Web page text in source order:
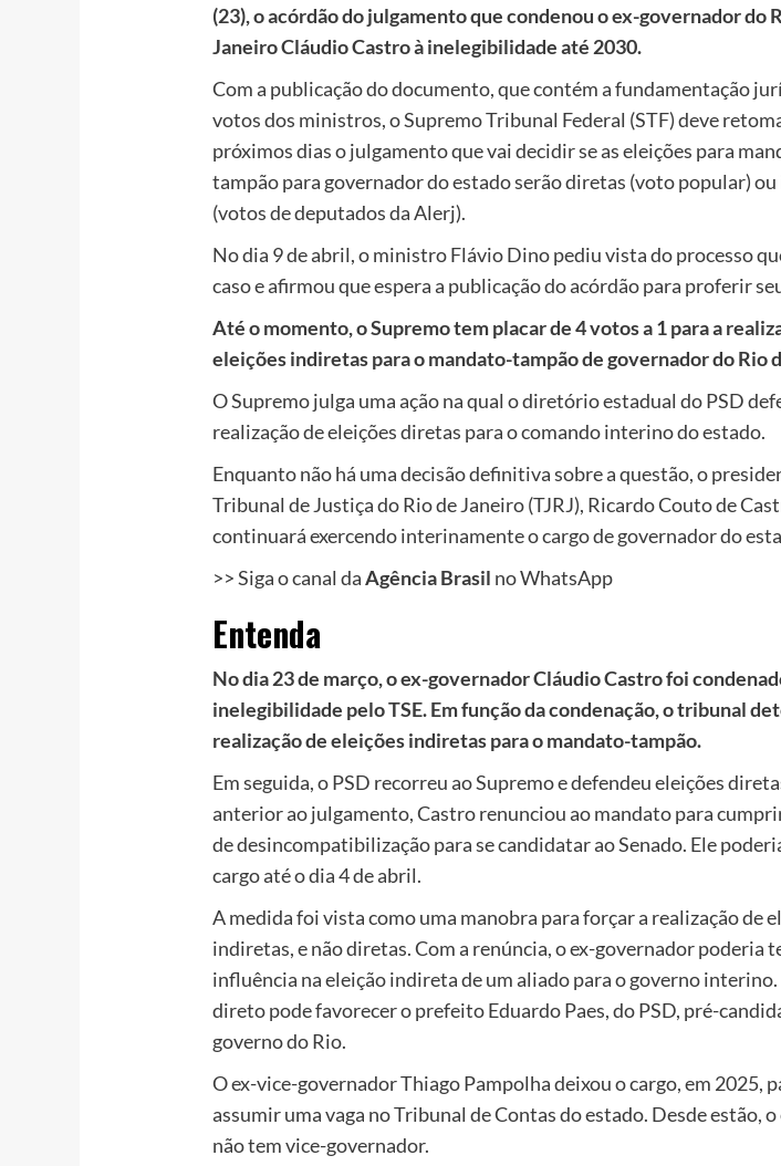
(23), o acórdão do julgamento que condenou o ex-governador do
Janeiro Cláudio Castro à inelegibilidade até 2030.
Com a publicação do documento, que contém a fundamentação
votos dos ministros, o Supremo Tribunal Federal (STF) deve
próximos dias o julgamento que vai decidir se as eleições para
tampão para governador do estado serão diretas (voto popular)
(votos de deputados da Alerj).
No dia 9 de abril, o ministro Flávio Dino pediu vista do processo
caso e afirmou que espera a publicação do acórdão para proferir
Até o momento, o Supremo tem placar de 4 votos a 1 para a
eleições indiretas para o mandato-tampão de governador do Rio
O Supremo julga uma ação na qual o diretório estadual do PSD
realização de eleições diretas para o comando interino do estado.
Enquanto não há uma decisão definitiva sobre a questão, o
Tribunal de Justiça do Rio de Janeiro (TJRJ), Ricardo Couto de
continuará exercendo interinamente o cargo de governador do
>> Siga o canal daAgência Brasil no WhatsApp
Entenda
No dia 23 de março, o ex-governador Cláudio Castro foi
inelegibilidade pelo TSE. Em função da condenação, o tribunal
realização de eleições indiretas para o mandato-tampão.
Em seguida, o PSD recorreu ao Supremo e defendeu eleições
anterior ao julgamento, Castro renunciou ao mandato para
de desincompatibilização para se candidatar ao Senado. Ele
cargo até o dia 4 de abril.
A medida foi vista como uma manobra para forçar a realização de
indiretas, e não diretas. Com a renúncia, o ex-governador poderia
influência na eleição indireta de um aliado para o governo
direto pode favorecer o prefeito Eduardo Paes, do PSD, pré-
governo do Rio.
O ex-vice-governador Thiago Pampolha deixou o cargo, em 2025,
assumir uma vaga no Tribunal de Contas do estado. Desde estão,
não tem vice-governador.